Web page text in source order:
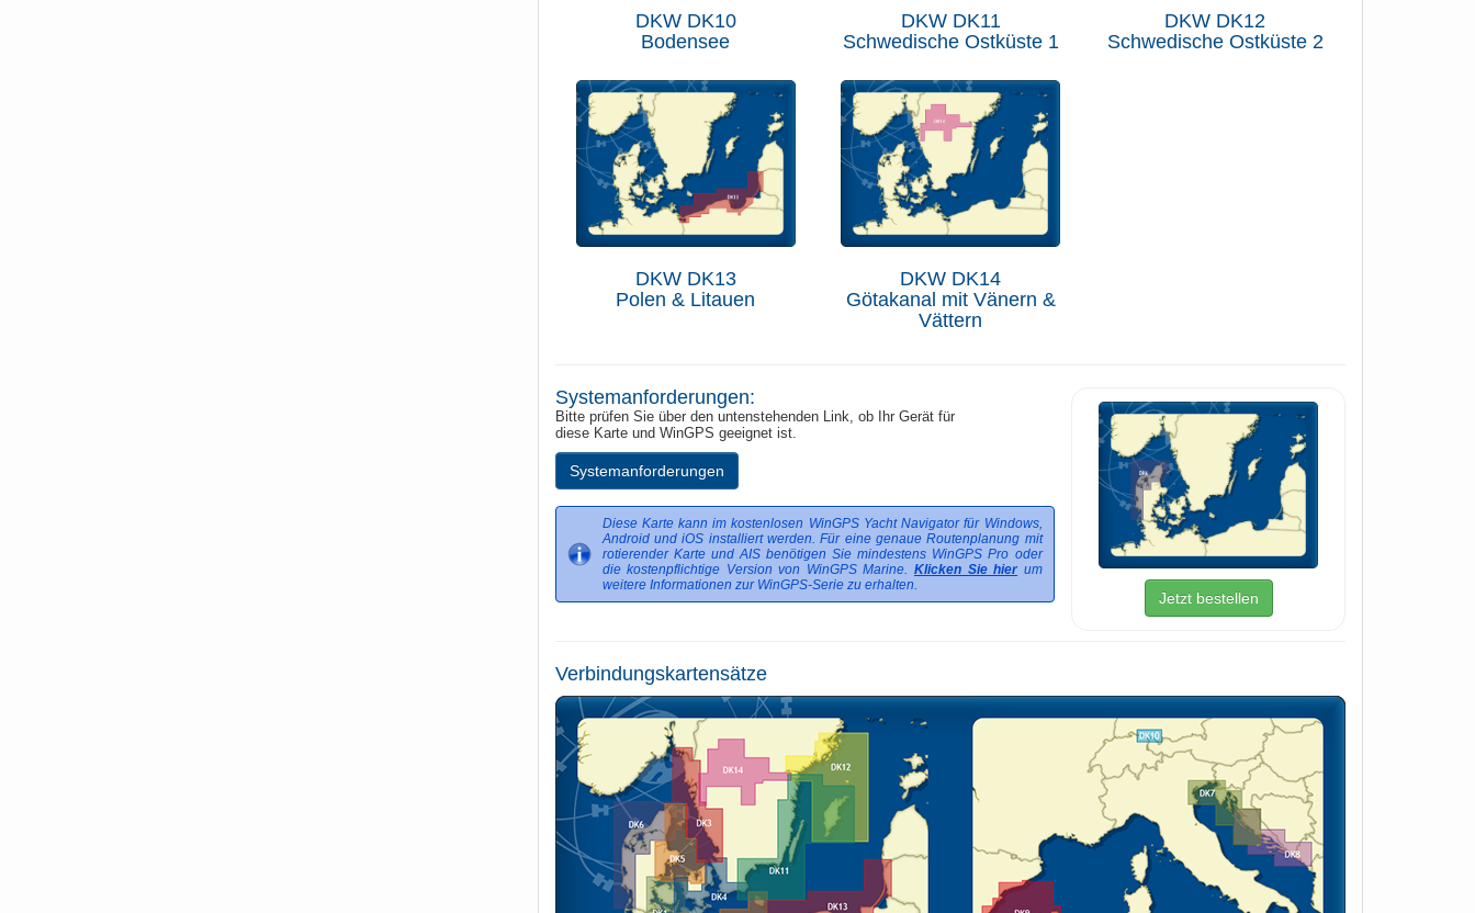
DKW DK10
Bodensee
DKW DK11
Schwedische Ostküste 1
DKW DK12
Schwedische Ostküste 2
DKW DK13
Polen & Litauen
DKW DK14
Götakanal mit Vänern &
Vättern
Jetzt bestellen
Systemanforderungen:
Bitte prüfen Sie über den untenstehenden Link, ob Ihr Gerät für
diese Karte und WinGPS geeignet ist.
Systemanforderungen
Diese Karte kann im kostenlosen WinGPS Yacht Navigator für Windows,
Android und iOS installiert werden. Für eine genaue Routenplanung mit
rotierender Karte und AIS benötigen Sie mindestens WinGPS Pro oder
die kostenpflichtige Version von WinGPS Marine. Klicken Sie hier um
weitere Informationen zur WinGPS-Serie zu erhalten.
Verbindungskartensätze